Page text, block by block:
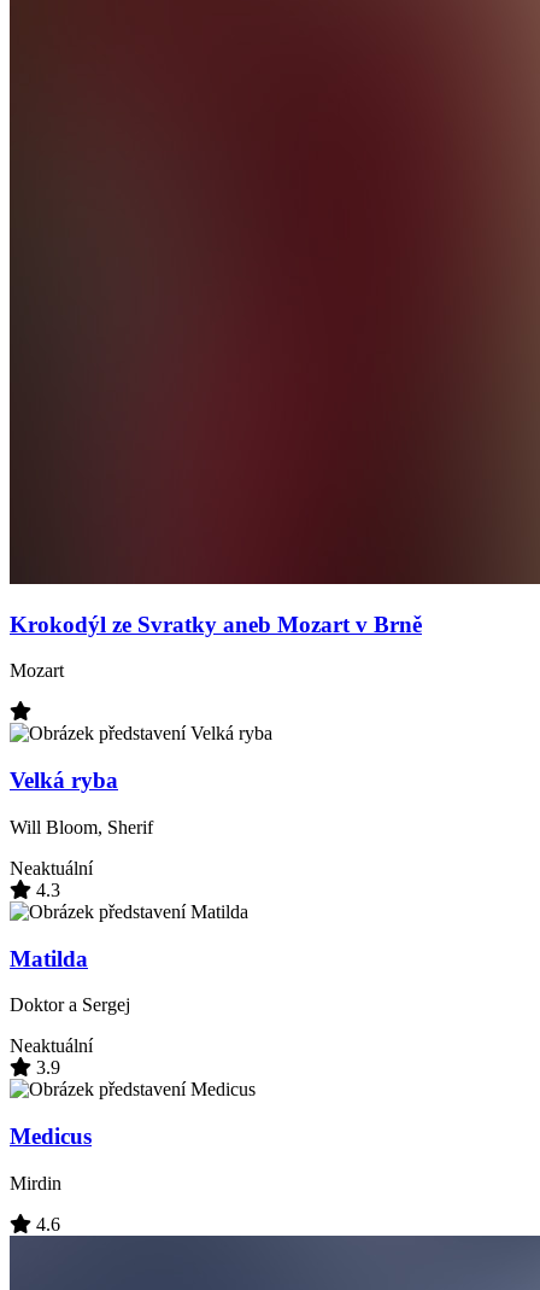
Krokodýl ze Svratky aneb Mozart v Brně
Mozart
Velká ryba
Will Bloom, Sherif
Neaktuální
4.3
Matilda
Doktor a Sergej
Neaktuální
3.9
Medicus
Mirdin
4.6